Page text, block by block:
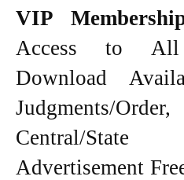
VIP
Access to
Download
Judgments/
Central/
Advertisement